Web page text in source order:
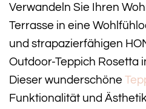
Verwandeln Sie Ihren
Terrasse in eine
und strapazierfähigen
Outdoor-Teppich Rosetta
Dieser wunderschöne
Funktionalität und